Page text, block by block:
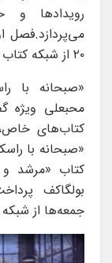
رویدادها
می‌پردازد.فصل
۲۰ از شبکه کتاب پخش می‌شود.
«صبحانه با
محبعلی ویژه
کتاب‌های
«صبحانه با
کتاب «مرشد و
بولگاکف
جمعه‌ها از